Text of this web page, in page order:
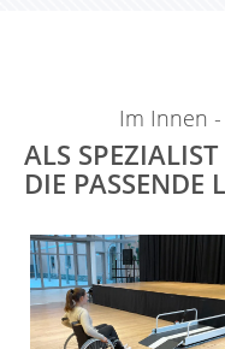
Im Innen
ALS
DIE PASSENDE